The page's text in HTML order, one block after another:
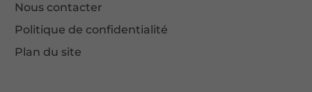
Nous contacter
Politique de confidentialité
Plan du site